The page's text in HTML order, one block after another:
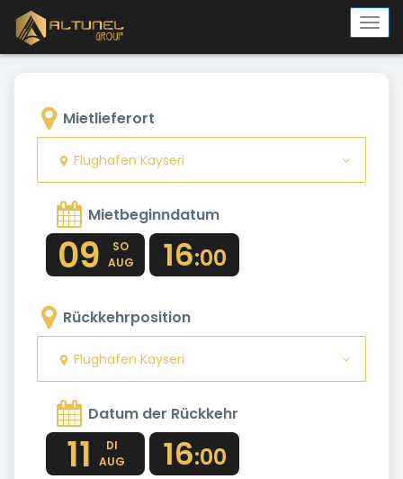
Mietlieferort
Flughafen Kayseri
Mietbeginndatum
09
SO
AUG
16:00
Rückkehrposition
Flughafen Kayseri
Datum der Rückkehr
11
DI
AUG
16:00